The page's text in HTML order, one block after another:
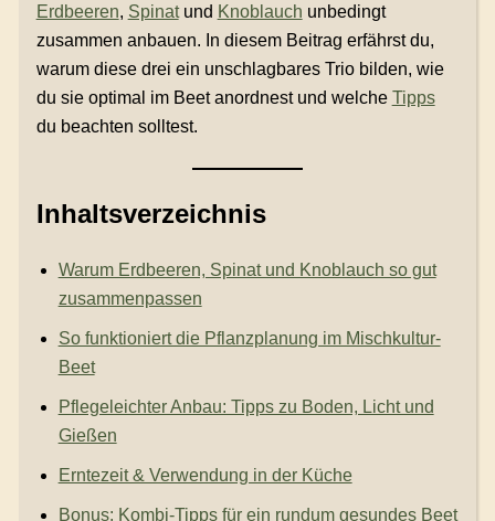
Erdbeeren, Spinatund Knoblauch unbedingt
zusammen anbauen. In diesem Beitrag erfährst du,
warum diese drei ein unschlagbares Trio bilden, wie
du sie optimal im Beet anordnest und welche Tipps
du beachten solltest.
Inhaltsverzeichnis
Warum Erdbeeren, Spinat und Knoblauch so gut
zusammenpassen
So funktioniert die Pflanzplanung im Mischkultur-
Beet
Pflegeleichter Anbau: Tipps zu Boden, Licht und
Gießen
Erntezeit & Verwendung in der Küche
Bonus: Kombi-Tipps für ein rundum gesundes Beet